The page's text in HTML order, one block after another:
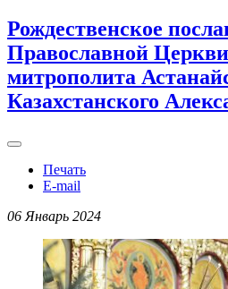
Рождественское
Православной
митрополита
Казахстанского
Печать
E-mail
06 Январь 2024